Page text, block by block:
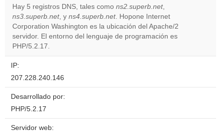
Do you
own this
website?
Hay 5 registros DNS, tales como ns2.superb.net,
ns3.superb.net, y ns4.superb.net. Hopone Internet
Corporation Washington es la ubicación del Apache/2
servidor. El entorno del lenguaje de programación es
PHP/5.2.17.
IP:
207.228.240.146
Desarrollado por:
PHP/5.2.17
Servidor web: